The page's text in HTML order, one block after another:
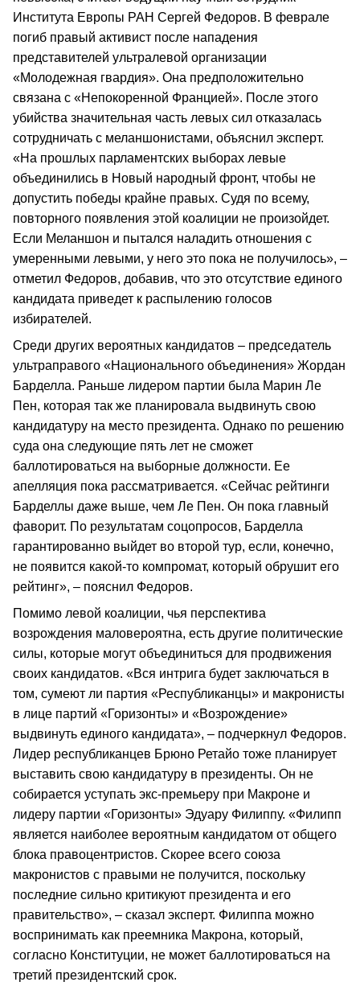
Института Европы РАН Сергей Федоров. В феврале
погиб правый активист после нападения
представителей ультралевой организации
«Молодежная гвардия». Она предположительно
связана с «Непокоренной Францией». После этого
убийства значительная часть левых сил отказалась
сотрудничать с меланшонистами, объяснил эксперт.
«На прошлых парламентских выборах левые
объединились в Новый народный фронт, чтобы не
допустить победы крайне правых. Судя по всему,
повторного появления этой коалиции не произойдет.
Если Меланшон и пытался наладить отношения с
умеренными левыми, у него это пока не получилось», –
отметил Федоров, добавив, что это отсутствие единого
кандидата приведет к распылению голосов
избирателей.
Среди других вероятных кандидатов – председатель
ультраправого «Национального объединения» Жордан
Барделла. Раньше лидером партии была Марин Ле
Пен, которая так же планировала выдвинуть свою
кандидатуру на место президента. Однако по решению
суда она следующие пять лет не сможет
баллотироваться на выборные должности. Ее
апелляция пока рассматривается. «Сейчас рейтинги
Барделлы даже выше, чем Ле Пен. Он пока главный
фаворит. По результатам соцопросов, Барделла
гарантированно выйдет во второй тур, если, конечно,
не появится какой-то компромат, который обрушит его
рейтинг», – пояснил Федоров.
Помимо левой коалиции, чья перспектива
возрождения маловероятна, есть другие политические
силы, которые могут объединиться для продвижения
своих кандидатов. «Вся интрига будет заключаться в
том, сумеют ли партия «Республиканцы» и макронисты
в лице партий «Горизонты» и «Возрождение»
выдвинуть единого кандидата», – подчеркнул Федоров.
Лидер республиканцев Брюно Ретайо тоже планирует
выставить свою кандидатуру в президенты. Он не
собирается уступать экс-премьеру при Макроне и
лидеру партии «Горизонты» Эдуару Филиппу. «Филипп
является наиболее вероятным кандидатом от общего
блока правоцентристов. Скорее всего союза
макронистов с правыми не получится, поскольку
последние сильно критикуют президента и его
правительство», – сказал эксперт. Филиппа можно
воспринимать как преемника Макрона, который,
согласно Конституции, не может баллотироваться на
третий президентский срок.